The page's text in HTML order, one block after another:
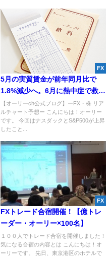
FX
5月の実質賃金が前年同月比で
1.8%減少へ。6月に熱中症で救急
搬送された人は過去最多か。
【オーリーch公式ブログ】ーFX・株 リア
ルチャート予想ー こんにちは！オーリー
です。 今回はナスダックとS&P500が上昇
したこと...
FX
FXトレード合宿開催！【億トレ
ーダー・オーリー×100名】
１００人でトレード合宿を開催しました！
気になる合宿の内容とは こんにちは！オ
ーリーです。 先日、東京港区のホテルで